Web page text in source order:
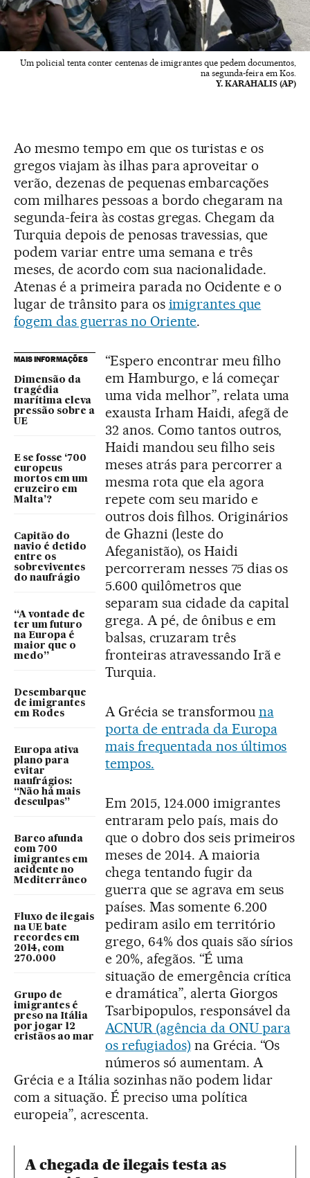
Um policial tenta conter centenas de imigrantes que pedem documentos,
na segunda-feira em Kos.
Y. KARAHALIS (AP)
Ao mesmo tempo em que os turistas e os
gregos viajam às ilhas para aproveitar o
verão, dezenas de pequenas embarcações
com milhares pessoas a bordo chegaram na
segunda-feira às costas gregas. Chegam da
Turquia depois de penosas travessias, que
podem variar entre uma semana e três
meses, de acordo com sua nacionalidade.
Atenas é a primeira parada no Ocidente e o
lugar de trânsito para os imigrantes que
fogem das guerras no Oriente.
MAIS INFORMAÇÕES
Dimensão da
tragédia
marítima eleva
pressão sobre a
UE
E se fosse ‘700
europeus
mortos em um
cruzeiro em
Malta’?
Capitão do
navio é detido
entre os
sobreviventes
do naufrágio
“A vontade de
ter um futuro
na Europa é
maior que o
medo”
Desembarque
de imigrantes
em Rodes
Europa ativa
plano para
evitar
naufrágios:
“Não há mais
desculpas”
Barco afunda
com 700
imigrantes em
acidente no
Mediterrâneo
Fluxo de ilegais
na UE bate
recordes em
2014, com
270.000
Grupo de
imigrantes é
preso na Itália
por jogar 12
cristãos ao mar
“Espero encontrar meu filho
em Hamburgo, e lá começar
uma vida melhor”, relata uma
exausta Irham Haidi, afegã de
32 anos. Como tantos outros,
Haidi mandou seu filho seis
meses atrás para percorrer a
mesma rota que ela agora
repete com seu marido e
outros dois filhos. Originários
de Ghazni (leste do
Afeganistão), os Haidi
percorreram nesses 75 dias os
5.600 quilômetros que
separam sua cidade da capital
grega. A pé, de ônibus e em
balsas, cruzaram três
fronteiras atravessando Irã e
Turquia.
A Grécia se transformou na
porta de entrada da Europa
mais frequentada nos últimos
tempos.
Em 2015, 124.000 imigrantes
entraram pelo país, mais do
que o dobro dos seis primeiros
meses de 2014. A maioria
chega tentando fugir da
guerra que se agrava em seus
países. Mas somente 6.200
pediram asilo em território
grego, 64% dos quais são sírios
e 20%, afegãos. “É uma
situação de emergência crítica
e dramática”, alerta Giorgos
Tsarbipopulos, responsável da
ACNUR (agência da ONU para
os refugiados) na Grécia. “Os
números só aumentam. A
Grécia e a Itália sozinhas não podem lidar
com a situação. É preciso uma política
europeia”, acrescenta.
A chegada de ilegais testa as